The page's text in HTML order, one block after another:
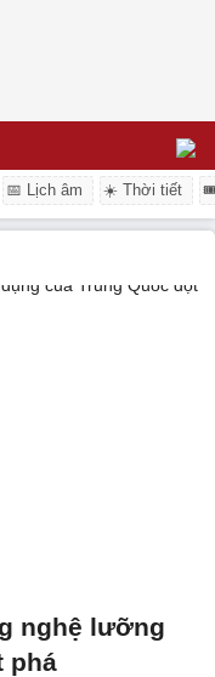
📅 Lịch âm ☀️ Thời tiết
nghệ lưỡng
phá